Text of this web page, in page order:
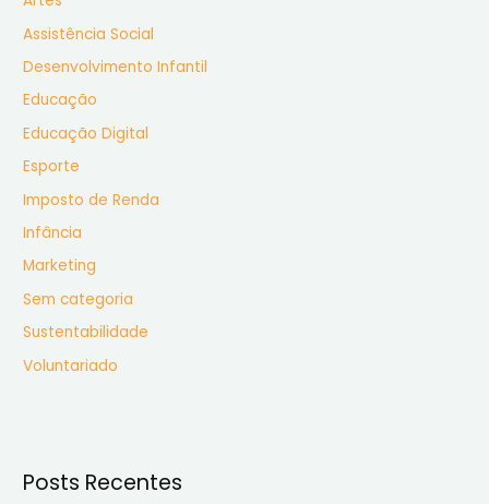
r
p
o
r
:
Assistência Social
Desenvolvimento Infantil
Educação
Educação Digital
Esporte
Imposto de Renda
Infância
Marketing
Sem categoria
Sustentabilidade
Voluntariado
Posts Recentes